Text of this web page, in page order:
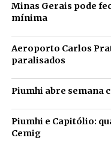
Minas Gerais pode
mínima
Aeroporto Carlos
paralisados
Piumhi abre semana
Piumhi e Capitólio:
Cemig